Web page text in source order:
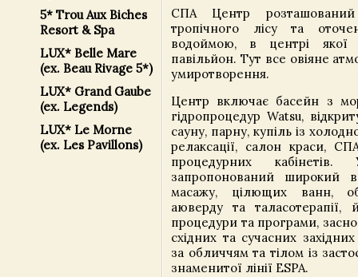
5* Trou Aux Biches
Resort & Spa
LUX* Belle Mare
(ex. Beau Rivage 5*)
LUX* Grand Gaube
(ex. Legends)
LUX* Le Morne
(ex. Les Pavillons)
СПА Центр
тропічного лісу та
водоймою, в центрі якої
павільйон. Тут все овіяне
умиротворення.
Центр включає басейн з
гідропроцедур Watsu,
сауну, парну, купіль із
релаксації, салон краси,
процедурних
запропонований широкий
масажу, цілющих ванн,
аюверду та таласотерапії,
процедури та програми,
східних та сучасних
за обличчям та тілом із
знаменитої лінії ESPA.